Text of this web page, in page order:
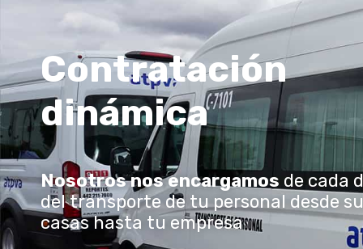
Contratación
dinámica
Nosotros nos encargamos de cada
del transporte de tu personal desde
casas hasta tu empresa